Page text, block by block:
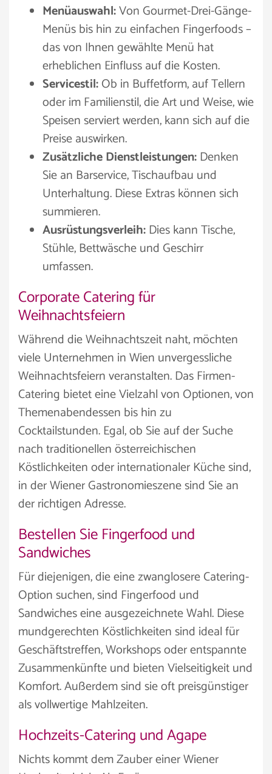
Menüauswahl:Von Gourmet-Drei-Gänge-
Menüs bis hin zu einfachen Fingerfoods –
das von Ihnen gewählte Menü hat
erheblichen Einfluss auf die Kosten.
Servicestil:Ob in Buffetform, auf Tellern
oder im Familienstil, die Art und Weise, wie
Speisen serviert werden, kann sich auf die
Preise auswirken.
Zusätzliche Dienstleistungen: Denken
Sie an Barservice, Tischaufbau und
Unterhaltung. Diese Extras können sich
summieren.
Ausrüstungsverleih: Dies kann Tische,
Stühle, Bettwäsche und Geschirr
umfassen.
Corporate Catering für
Weihnachtsfeiern
Während die Weihnachtszeit naht, möchten
viele Unternehmen in Wien unvergessliche
Weihnachtsfeiern veranstalten. Das Firmen-
Catering bietet eine Vielzahl von Optionen, von
Themenabendessen bis hin zu
Cocktailstunden. Egal, ob Sie auf der Suche
nach traditionellen österreichischen
Köstlichkeiten oder internationaler Küche sind,
in der Wiener Gastronomieszene sind Sie an
der richtigen Adresse.
Bestellen Sie Fingerfood und
Sandwiches
Für diejenigen, die eine zwanglosere Catering-
Option suchen, sind Fingerfood und
Sandwiches eine ausgezeichnete Wahl. Diese
mundgerechten Köstlichkeiten sind ideal für
Geschäftstreffen, Workshops oder entspannte
Zusammenkünfte und bieten Vielseitigkeit und
Komfort. Außerdem sind sie oft preisgünstiger
als vollwertige Mahlzeiten.
Hochzeits-Catering und Agape
Nichts kommt dem Zauber einer Wiener